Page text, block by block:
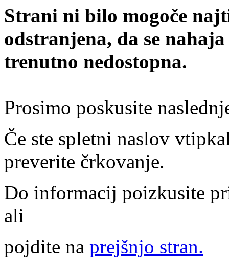
Strani ni bilo mogoče
odstranjena, da se
trenutno nedostopna.
Prosimo poskusite
Če ste spletni naslov
preverite črkovanje.
Do informacij poizkusite
ali
pojdite na prejšnjo stran.